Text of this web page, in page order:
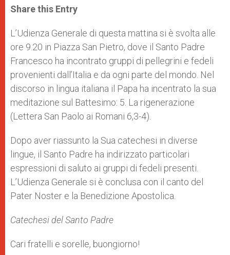
t
s
p
p
s
e
g
e
r
e
b
o
k
r
Share this Entry
L’Udienza Generale di questa mattina si è svolta alle
ore 9.20 in Piazza San Pietro, dove il Santo Padre
Francesco ha incontrato gruppi di pellegrini e fedeli
provenienti dall’Italia e da ogni parte del mondo. Nel
discorso in lingua italiana il Papa ha incentrato la sua
meditazione sul Battesimo: 5. La rigenerazione
(Lettera San Paolo ai Romani 6,3-4).
Dopo aver riassunto la Sua catechesi in diverse
lingue, il Santo Padre ha indirizzato particolari
espressioni di saluto ai gruppi di fedeli presenti.
L’Udienza Generale si è conclusa con il canto del
Pater Noster e la Benedizione Apostolica.
Catechesi del Santo Padre
Cari fratelli e sorelle, buongiorno!